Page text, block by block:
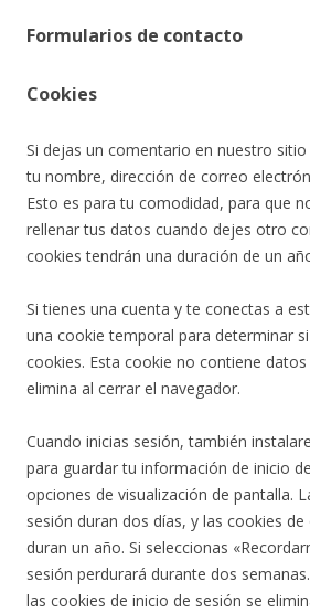
Formularios de contacto
Cookies
Si dejas un comentario en nuestro
tu nombre, dirección de correo
Esto es para tu comodidad, para que
rellenar tus datos cuando dejes otro
cookies tendrán una duración de un
Si tienes una cuenta y te conectas a
una cookie temporal para determinar
cookies. Esta cookie no contiene
elimina al cerrar el navegador.
Cuando inicias sesión, también
para guardar tu información de inicio
opciones de visualización de pantalla.
sesión duran dos días, y las cookies
duran un año. Si seleccionas
sesión perdurará durante dos
las cookies de inicio de sesión se